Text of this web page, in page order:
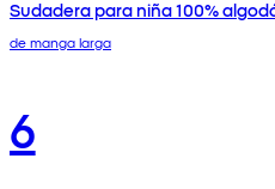
Sudadera para niña 100%
de manga larga
6